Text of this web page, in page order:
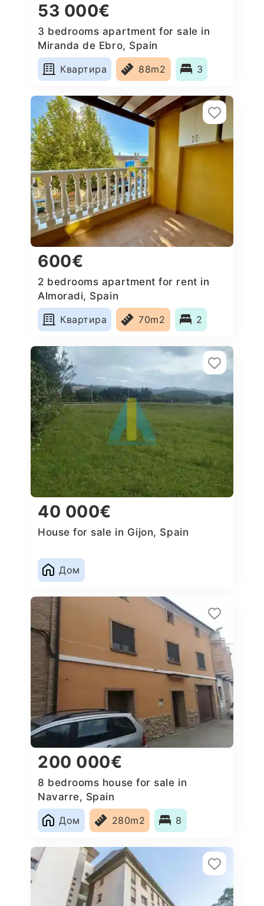
53 000€
3 bedrooms apartment for sale in
Miranda de Ebro, Spain
Квартира
88m2 3
600€
2 bedrooms apartment for rent in
Almoradi, Spain
Квартира
70m2 2
40 000€
House for sale in Gijon, Spain
Дом
200 000€
8 bedrooms house for sale in
Navarre, Spain
Дом
280m2 8